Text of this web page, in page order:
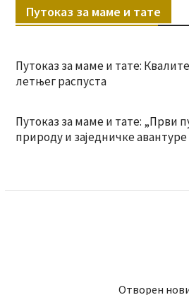
Путоказ за маме и тате
Путоказ за маме и тате:
летњег распуста
Путоказ за маме и тате: „Први
природу и заједничке авантуре
Отворен